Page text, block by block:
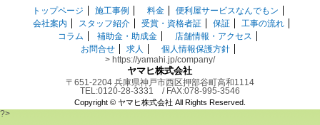
トップページ 施工事例 料金
便利屋サービスなんでもン
会社案内
スタッフ紹介 受賞・資格者証 保証
工事の流れ
コラム
補助金・助成金
店舗情報・アクセス
お問合せ
求人
個人情報保護方針
> https://yamahi.jp/company/
ヤマヒ株式会社
〒651-2204 兵庫県神戸市西区押部谷町高和1114
TEL:0120-28-3331 / FAX:078-995-3546
Copyright © ヤマヒ株式会社 All Rights Reserved.
?>